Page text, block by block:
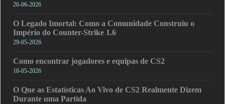
26-06-2026
O Legado Imortal: Como a Comunidade Construiu o
Império do Counter-Strike 1.6
29-05-2026
Como encontrar jogadores e equipas de CS2
18-05-2026
O Que as Estatísticas Ao Vivo de CS2 Realmente Dizem
Durante uma Partida